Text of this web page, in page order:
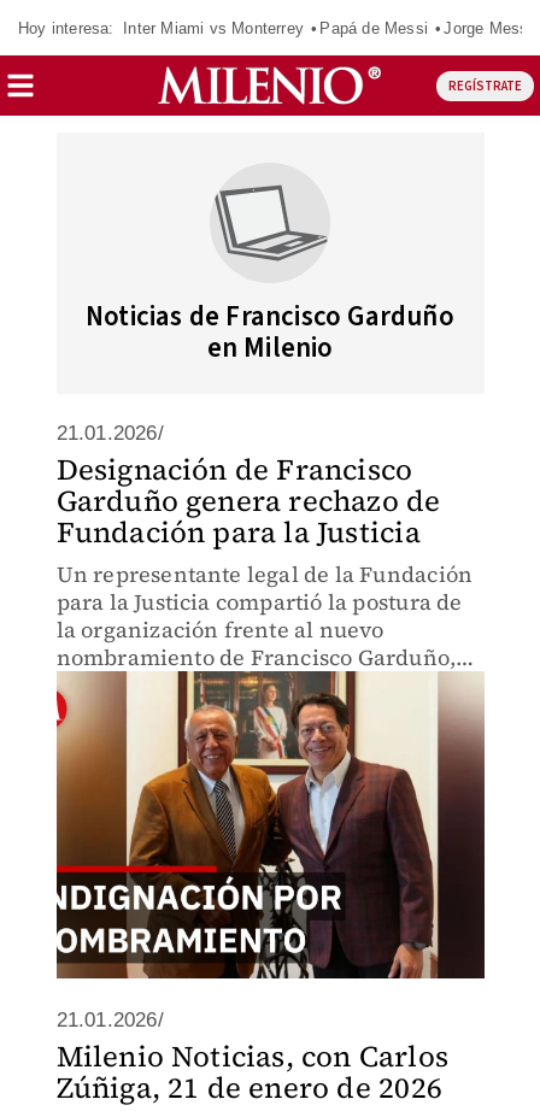
Hoy interesa: Inter Miami vs Monterrey Papá de Messi Jorge Messi
REGÍSTRATE
Noticias de Francisco Garduño
en Milenio
21.01.2026/
Designación de Francisco
Garduño genera rechazo de
Fundación para la Justicia
Un representante legal de la Fundación
para la Justicia compartió la postura de
la organización frente al nuevo
nombramiento de Francisco Garduño,
señalando que el incendio de 2023 sigue
siendo una herida abierta para las
víctimas que acompañan.
21.01.2026/
Milenio Noticias, con Carlos
Zúñiga, 21 de enero de 2026